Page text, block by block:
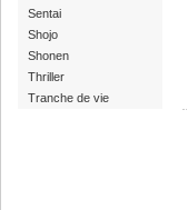
Sentai
Shojo
Shonen
Thriller
Tranche de vie